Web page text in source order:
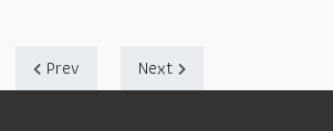
Prev Next